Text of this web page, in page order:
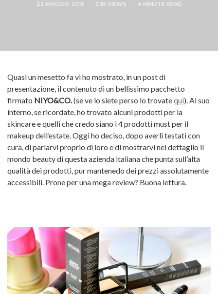
22 MAGGIO 2015 3.1K VIEWS 4 MINUTE READ
Quasi un mesetto fa vi ho mostrato, in un post di
presentazione, il contenuto di un bellissimo pacchetto
firmato NIYO&CO.(se ve lo siete perso lo trovatequi). Al suo
interno, se ricordate, ho trovato alcuni prodotti per la
skincare e quelli che credo siano i 4 prodotti must per il
makeup dell’estate. Oggi ho deciso, dopo averli testati con
cura, di parlarvi proprio di loro e di mostrarvi nel dettaglio il
mondo beauty di questa azienda italiana che punta sull’alta
qualità dei prodotti, pur mantenedo dei prezzi assolutamente
accessibili. Prone per una mega review? Buona lettura.